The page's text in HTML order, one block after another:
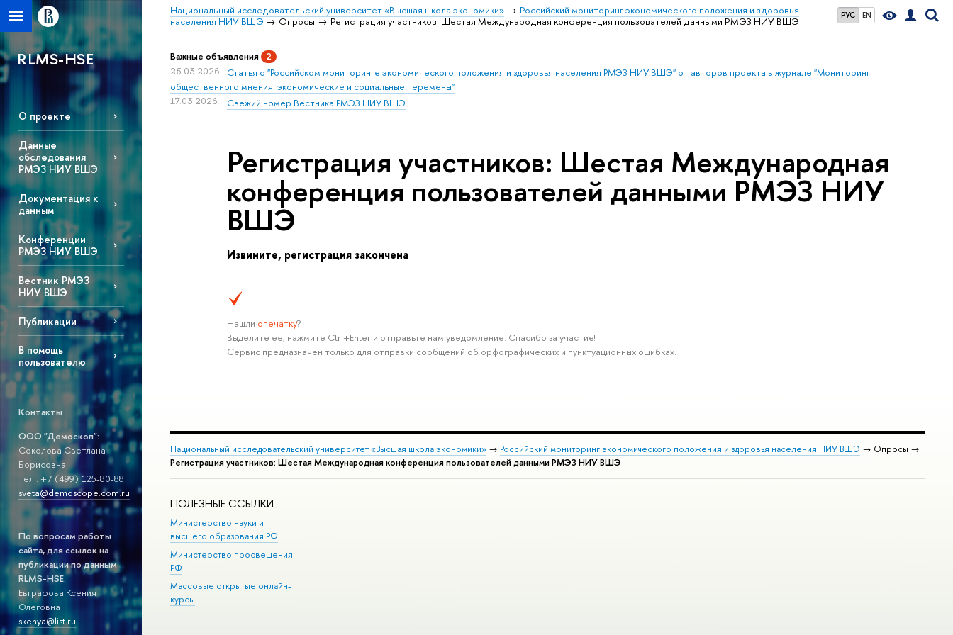
РУС EN
Национальный исследовательский университет «Высшая школа экономики»
Российский мониторинг экономического положения и здоровья
населения НИУ ВШЭ
Опросы Регистрация участников: Шестая Международная конференция пользователей данными РМЭЗ НИУ ВШЭ
RLMS-HSE
О проекте
Данные
обследования
РМЭЗ НИУ ВШЭ
Документация к
данным
Конференции
РМЭЗ НИУ ВШЭ
естник РМЭЗ
НИУ ВШЭ
Публикации
помощь
пользователю
Контакты
ООО "Демоскоп":
Соколова Светлана
Борисовна
тел.: +7 (499) 125-80-88
sveta@demoscope.com.ru
По вопросам работы
сайта, для ссылок на
публикации по данным
RLMS-HSE:
Евграфова Ксения
Олеговна
skenya@list.ru
ажные объявления 2
25.03.2026
Статья о "Российском мониторинге экономического положения и здоровья населения РМЭЗ НИУ ВШЭ" от авторов проекта в журнале "Мониторин
общественного мнения: экономические и социальные перемены"
17.03.2026 Свежий номер Вестника РМЭЗ НИУ ВШЭ
Регистрация участников: Шестая Международная
конференция пользователей данными РМЭЗ НИУ
ШЭ
Извините, регистрация закончена
Нашли опечатку?
ыделите её, нажмите Ctrl+Enter и отправьте нам уведомление. Спасибо за участие!
Сервис предназначен только для отправки сообщений об орфографических и пунктуационных ошибках.
Национальный исследовательский университет «Высшая школа экономики» → Российский мониторинг экономического положения и здоровья населения НИУ ВШЭ → Опросы →
Регистрация участников: Шестая Международная конференция пользователей данными РМЭЗ НИУ ВШЭ
ПОЛЕЗНЫЕ ССЫЛКИ
Министерство науки и
ысшего образования РФ
Министерство просвещения
РФ
Массовые открытые онлайн-
курсы